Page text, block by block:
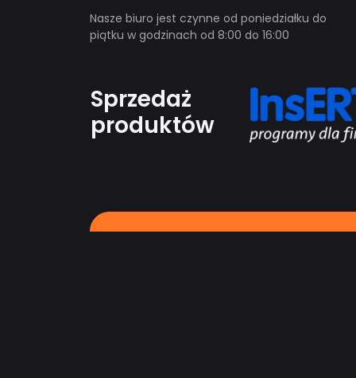
Nasze biuro jest czynne od poniedziałku do
piątku w godzinach od 8:00 do 16:00
Sprzedaż
produktów